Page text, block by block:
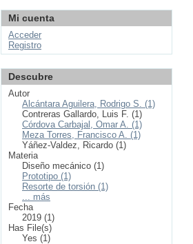
Mi cuenta
Acceder
Registro
Descubre
Autor
Alcántara Aguilera, Rodrigo S. (1)
Contreras Gallardo, Luis F. (1)
Córdova Carbajal, Omar A. (1)
Meza Torres, Francisco A. (1)
Yáñez-Valdez, Ricardo (1)
Materia
Diseño mecánico (1)
Prototipo (1)
Resorte de torsión (1)
... más
Fecha
2019 (1)
Has File(s)
Yes (1)